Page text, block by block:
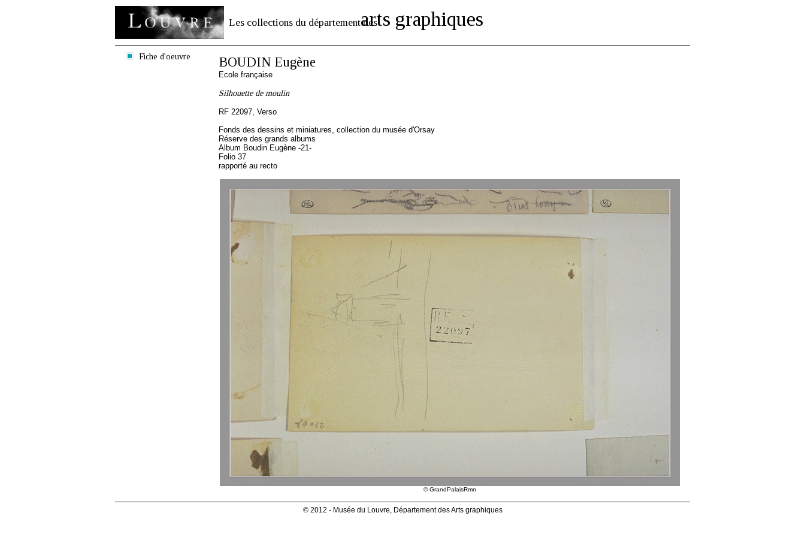
Les collections du département desarts graphiques
Fiche d'oeuvre BOUDIN Eugène
Ecole française
Silhouette de moulin
RF 22097, Verso
Fonds des dessins et miniatures, collection du musée d'Orsay
Réserve des grands albums
Album Boudin Eugène -21-
Folio 37
rapporté au recto
© GrandPalaisRmn
© 2012 - Musée du Louvre, Département des Arts graphiques